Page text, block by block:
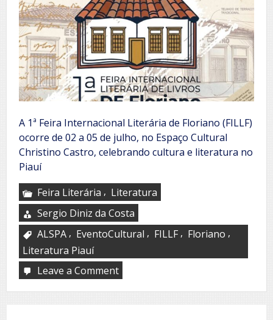
A 1ª Feira Internacional Literária de Floriano (FILLF)
ocorre de 02 a 05 de julho, no Espaço Cultural
Christino Castro, celebrando cultura e literatura no
Piauí
Feira Literária , Literatura
Sergio Diniz da Costa
ALSPA , EventoCultural , FILLF , Floriano ,
Literatura Piauí
Leave a Commenton